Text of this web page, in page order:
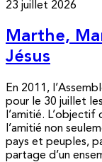
23 juillet 2026
Marthe,
Jésus
En 2011,
pour le 30 juillet
l’amitié.
l’amitié non
pays et peuples,
partage d’un